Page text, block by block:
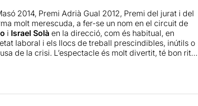
2014, Premi Adrià Gual 2012, Premi del jurat i del
molt merescuda, a fer-se un nom en el circuit de
i Israel Solà en la direcció, com és habitual, en
laboral i els llocs de treball prescindibles, inútils o
de la crisi. L’espectacle és molt divertit, té bon ritme
i d’altres composicions escèniques. El que li
endogàmic. Les experiències (hilarants i
gairebé en la seva totalitat, des del punt de vista